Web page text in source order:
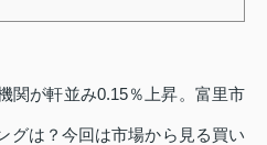
関が軒並み0.15％上昇。富里市
グは？今回は市場から見る買い